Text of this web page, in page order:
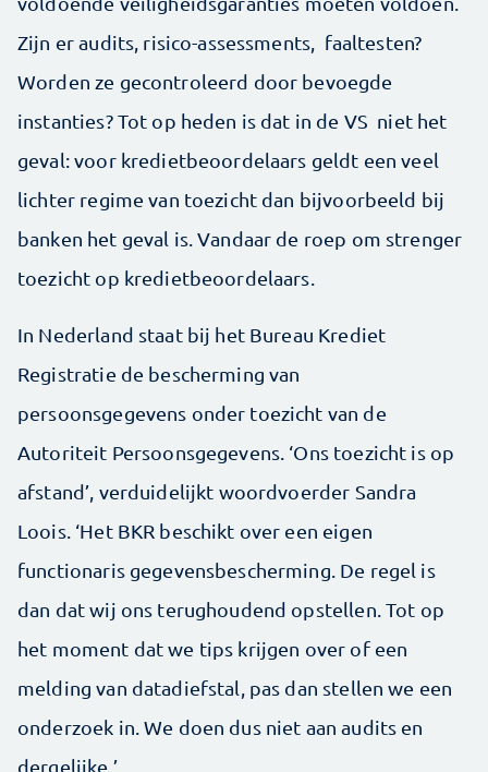
Zijn er audits, risico-assessments, faaltesten?
Worden ze gecontroleerd door bevoegde
instanties? Tot op heden is dat in de VS niet het
geval: voor kredietbeoordelaars geldt een veel
lichter regime van toezicht dan bijvoorbeeld bij
banken het geval is. Vandaar de roep om strenger
toezicht op kredietbeoordelaars.
In Nederland staat bij het Bureau Krediet
Registratie de bescherming van
persoonsgegevens onder toezicht van de
Autoriteit Persoonsgegevens. ‘Ons toezicht is op
afstand’, verduidelijkt woordvoerder Sandra
Loois. ‘Het BKR beschikt over een eigen
functionaris gegevensbescherming. De regel is
dan dat wij ons terughoudend opstellen. Tot op
het moment dat we tips krijgen over of een
melding van datadiefstal, pas dan stellen we een
onderzoek in. We doen dus niet aan audits en
dergelijke.’